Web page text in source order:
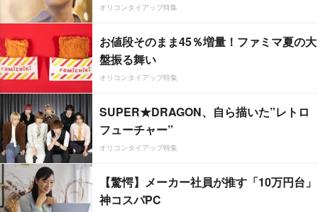
オリコンタイアップ特集
お値段そのまま45％増量！ファミマ夏の大
盤振る舞い
オリコンタイアップ特集
SUPER★DRAGON、自ら描いた”レトロ
フューチャー”
オリコンタイアップ特集
【驚愕】メーカー社員が推す「10万円台」
神コスパPC